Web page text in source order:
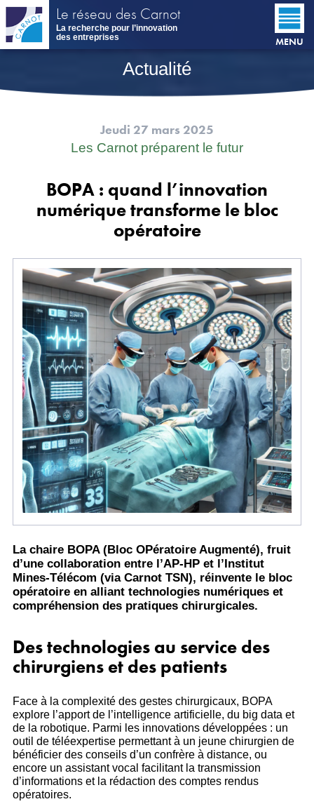
Aller
contenu
principal
Le réseau des Carnot
La recherche pour l’innovation
des entreprises
MENU
Actualité
Jeudi 27 mars 2025
Les Carnot préparent le futur
BOPA : quand l’innovation
numérique transforme le bloc
opératoire
La chaire BOPA (Bloc OPératoire Augmenté), fruit
d’une collaboration entre l’AP-HP et l’Institut
Mines-Télécom (via Carnot TSN), réinvente le bloc
opératoire en alliant technologies numériques et
compréhension des pratiques chirurgicales.
Des technologies au service des
chirurgiens et des patients
Face à la complexité des gestes chirurgicaux, BOPA
explore l’apport de l’intelligence artificielle, du big data et
de la robotique. Parmi les innovations développées : un
outil de téléexpertise permettant à un jeune chirurgien de
bénéficier des conseils d’un confrère à distance, ou
encore un assistant vocal facilitant la transmission
d’informations et la rédaction des comptes rendus
opératoires.